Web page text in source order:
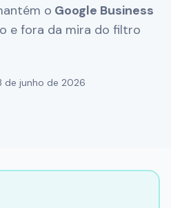
Optimization
o Google Business
e fora da mira do filtro
de junho de 2026